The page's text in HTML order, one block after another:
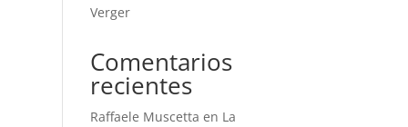
Verger
Comentarios
recientes
Raffaele Muscetta en La